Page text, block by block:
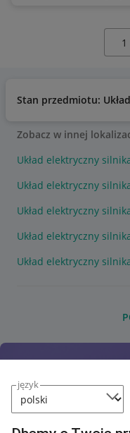
język
Stan przedmiotu:
Zobacz w innej
Układ elektryczny
Układ elektryczny
Układ elektryczny
Układ elektryczny
Układ elektryczny